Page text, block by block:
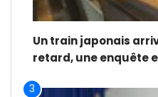
Un train japonais
retard, une enquête
3